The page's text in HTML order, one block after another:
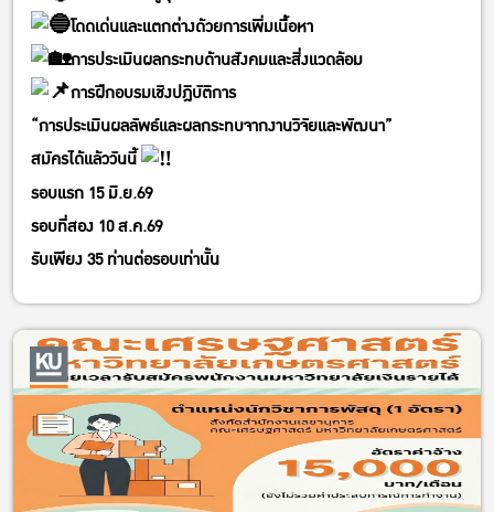
โดดเด่นและแตกต่างด้วยการเพิ่มเนื้อหา
การประเมินผลกระทบด้านสังคมและสิ่งแวดล้อม
การฝึกอบรมเชิงปฎิบัติการ
“การประเมินผลลัพธ์และผลกระทบจากงานวิจัยและพัฒนา”
สมัครได้แล้ววันนี้
รอบแรก 15 มิ.ย.69
รอบที่สอง 10 ส.ค.69
รับเพียง 35 ท่านต่อรอบเท่านั้น